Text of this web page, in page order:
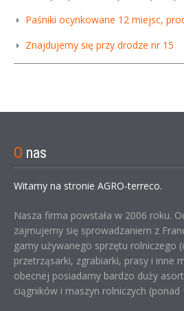
Paśniki ocynkowane 12 miejsc,
Znajdujemy się przy drodze nr 15
O nas
Witamy na stronie AGRO-terreco.
Nasza firma powstała w 2006 roku.
zajmujemy się sprowadzaniem z
gamy używanego sprzętu rolniczego
przetrząsarki, zgrabiarki, prasy i inne
obecnej posiadamy bardzo duży
ciągników i maszyn rolniczych (ponad